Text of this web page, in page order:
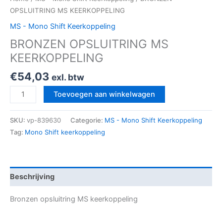
OPSLUITRING MS KEERKOPPELING
MS - Mono Shift Keerkoppeling
BRONZEN OPSLUITRING MS
KEERKOPPELING
€54,03 exl. btw
Toevoegen aan winkelwagen
SKU: vp-839630 Categorie: MS - Mono Shift Keerkoppeling
Tag: Mono Shift keerkoppeling
Beschrijving
Bronzen opsluitring MS keerkoppeling